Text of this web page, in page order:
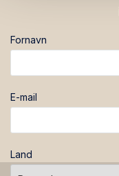
Fornavn
E-mail
Land